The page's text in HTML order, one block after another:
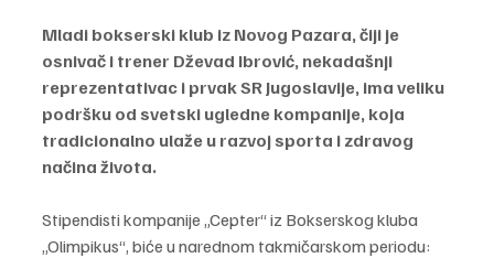
Mladi bokserski klub iz Novog Pazara, čiji je
osnivač i trener Dževad Ibrović, nekadašnji
reprezentativac i prvak SR Jugoslavije, ima veliku
podršku od svetski ugledne kompanije, koja
tradicionalno ulaže u razvoj sporta i zdravog
načina života.
Stipendisti kompanije „Cepter“ iz Bokserskog kluba
„Olimpikus“, biće u narednom takmičarskom periodu: